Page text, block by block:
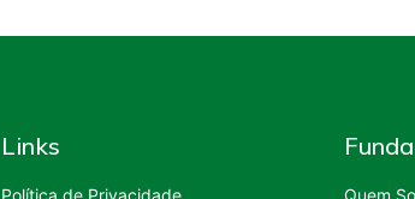
Links
Política de Privacidade Quem